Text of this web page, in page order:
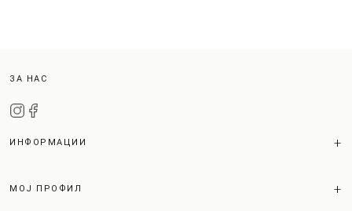
ЗА НАС
ИНФОРМАЦИИ
МОЈ ПРОФИЛ